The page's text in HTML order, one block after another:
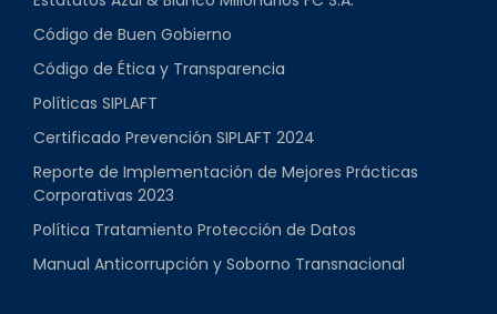
Código de Buen Gobierno
Código de Ética y Transparencia
Políticas SIPLAFT
Certificado Prevención SIPLAFT 2024
Reporte de Implementación de Mejores Prácticas
Corporativas 2023
Política Tratamiento Protección de Datos
Manual Anticorrupción y Soborno Transnacional